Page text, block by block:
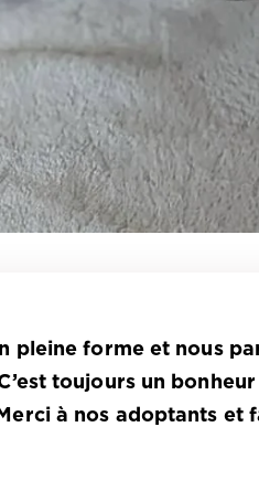
pleine forme et nous
toujours un
à nos adoptants et